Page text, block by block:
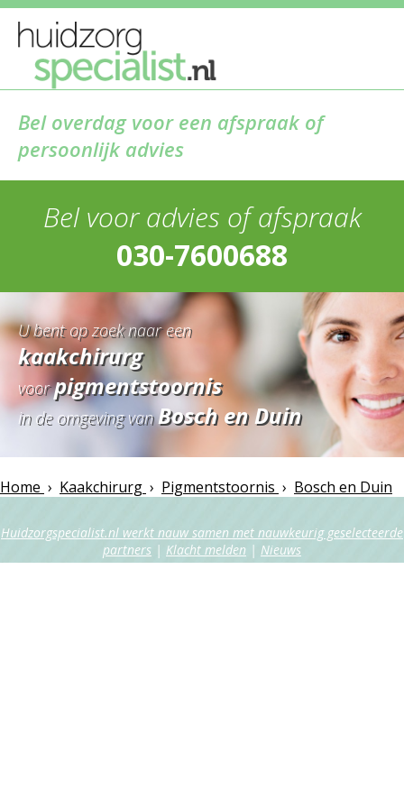
Bel overdag voor een afspraak of
persoonlijk advies
Bel voor advies of afspraak
030-7600688
U bent op zoek naar een
kaakchirurg
voorpigmentstoornis
in de omgeving vanBosch en Duin
Home › Kaakchirurg › Pigmentstoornis › Bosch en Duin
Huidzorgspecialist.nl werkt nauw samen met nauwkeurig geselecteerde
partners | Klacht melden | Nieuws